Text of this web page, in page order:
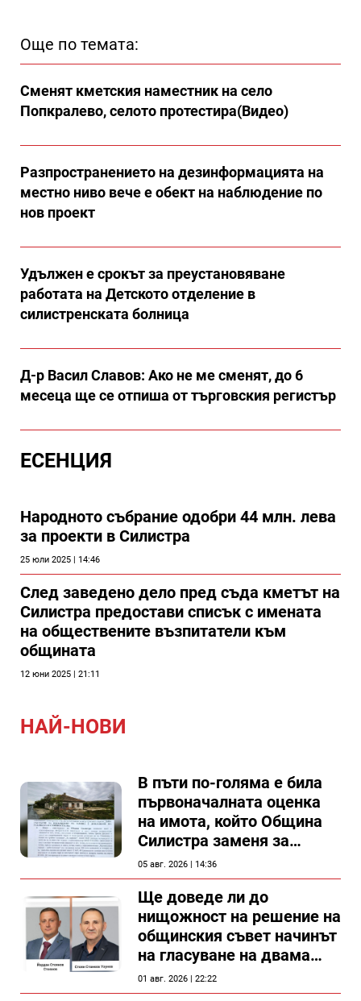
Още по темата:
Сменят кметския наместник на село
Попкралево, селото протестира(Видео)
Разпространението на дезинформацията на
местно ниво вече е обект на наблюдение по
нов проект
Удължен е срокът за преустановяване
работата на Детското отделение в
силистренската болница
Д-р Васил Славов: Ако не ме сменят, до 6
месеца ще се отпиша от търговския регистър
ЕСЕНЦИЯ
Народното събрание одобри 44 млн. лева
за проекти в Силистра
25 юли 2025 | 14:46
След заведено дело пред съда кметът на
Силистра предостави списък с имената
на обществените възпитатели към
общината
12 юни 2025 | 21:11
НАЙ-НОВИ
В пъти по-голяма е била
първоначалната оценка
на имота, който Община
Силистра заменя за
спирка, показват
документи
05 авг. 2026 | 14:36
Ще доведе ли до
нищожност на решение на
общинския съвет начинът
на гласуване на двама
съветници в Силистра?
01 авг. 2026 | 22:22